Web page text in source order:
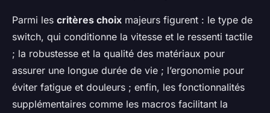
Parmi les critères choix majeurs figurent : le type de
switch, qui conditionne la vitesse et le ressenti tactile
; la robustesse et la qualité des matériaux pour
assurer une longue durée de vie ; l’ergonomie pour
éviter fatigue et douleurs ; enfin, les fonctionnalités
supplémentaires comme les macros facilitant la